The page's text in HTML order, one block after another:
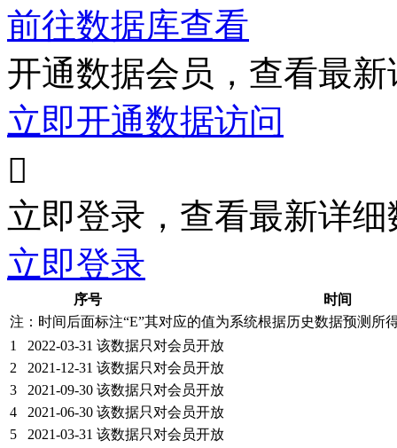
前往数据库查看
开通数据会员，查看最
立即开通数据访问

立即登录，查看最新详细
立即登录
序号
时间
注：时间后面标注“E”其对应的值为系统根据历史数据预测所
1
2022-03-31 该数据只对会员开放
2
2021-12-31 该数据只对会员开放
3
2021-09-30 该数据只对会员开放
4
2021-06-30 该数据只对会员开放
5
2021-03-31 该数据只对会员开放